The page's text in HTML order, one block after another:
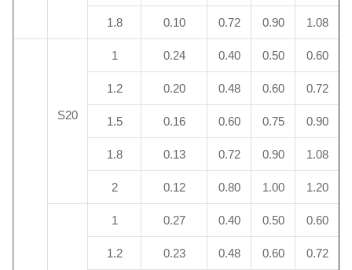
1.8 0.10 0.72 0.90 1.08
S20
1 0.24 0.40 0.50 0.60
1.2 0.20 0.48 0.60 0.72
1.5 0.16 0.60 0.75 0.90
1.8 0.13 0.72 0.90 1.08
2 0.12 0.80 1.00 1.20
1 0.27 0.40 0.50 0.60
1.2 0.23 0.48 0.60 0.72